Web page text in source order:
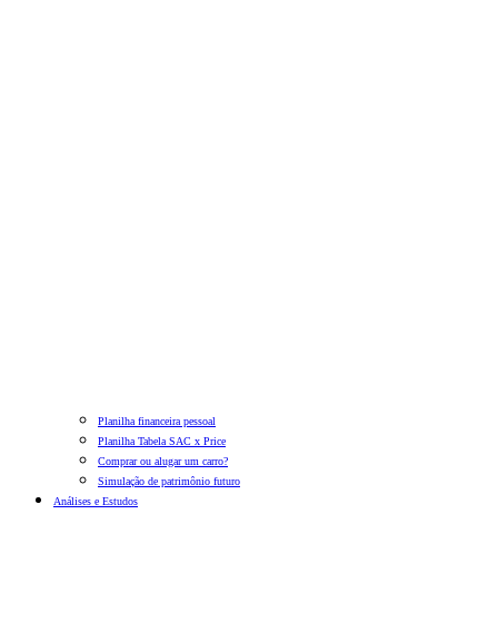
Planilha financeira pessoal
Planilha Tabela SAC x Price
Comprar ou alugar um carro?
Simulação de patrimônio futuro
Análises e Estudos